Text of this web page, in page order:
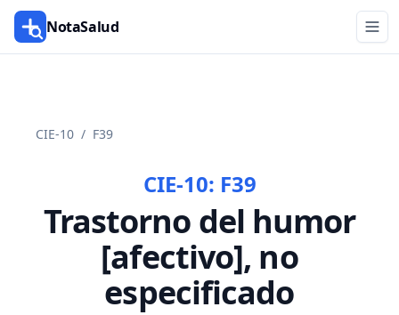
NotaSalud
CIE-10 / F39
CIE-10: F39
Trastorno del humor
[afectivo], no
especificado